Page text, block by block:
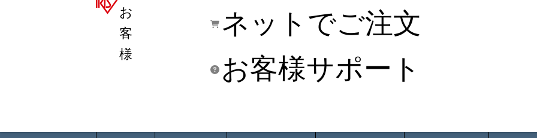
お
客
様
ネットでご注文
お客様サポート